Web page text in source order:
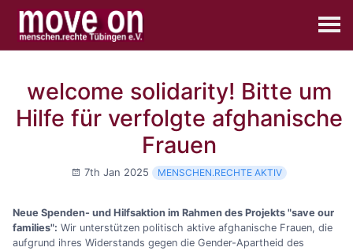
welcome solidarity! Bitte um
Hilfe für verfolgte afghanische
Frauen
7th Jan 2025 MENSCHEN.RECHTE AKTIV
Neue Spenden- und Hilfsaktion im Rahmen des Projekts "save our
families": Wir unterstützen politisch aktive afghanische Frauen, die
aufgrund ihres Widerstands gegen die Gender-Apartheid des